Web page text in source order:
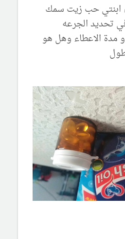
ابنتي حب زيت سمك
تحديد الجرعه
و مدة الاعطاء وهل هو